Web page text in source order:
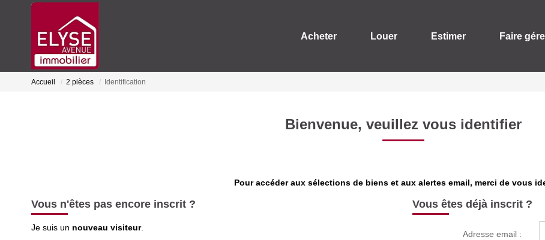
Acheter Louer Estimer Faire
Accueil 2 pièces Identification
Bienvenue, veuillez vous identifier
Pour accéder aux sélections de biens et aux alertes email, merci de vous
Vous n'êtes pas encore inscrit ?
Je suis un nouveau visiteur.
Vous êtes déjà inscrit ?
Adresse email :